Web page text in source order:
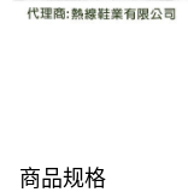
商品规格